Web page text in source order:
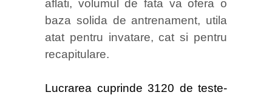
aflati, volumul de fata va ofera o
baza solida de antrenament, utila
atat pentru invatare, cat si pentru
recapitulare.
Lucrarea cuprinde 3120 de teste-